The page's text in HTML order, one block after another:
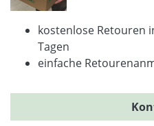
kostenlose Retouren
Tagen
einfache